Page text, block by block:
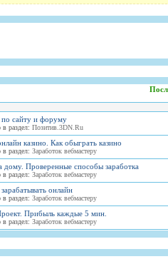
сайту и форуму
в раздел: Позитив.3DN.Ru
казино. Как обыграть казино
в раздел: Заработок вебмастеру
дому. Проверенные способы заработка
в раздел: Заработок вебмастеру
онлайн
в раздел: Заработок вебмастеру
Прибыль каждые 5 мин.
в раздел: Заработок вебмастеру